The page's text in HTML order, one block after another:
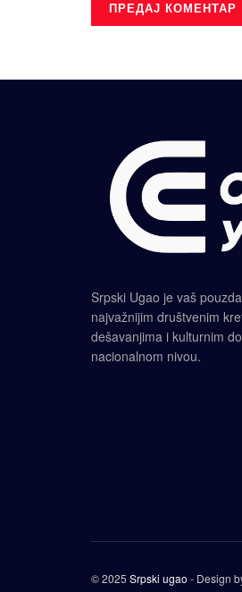
Srpski Ugao je vaš
najvažnijim društvenim
dešavanjima i kulturnim
nacionalnom nivou.
© 2025 Srpski ugao - Design